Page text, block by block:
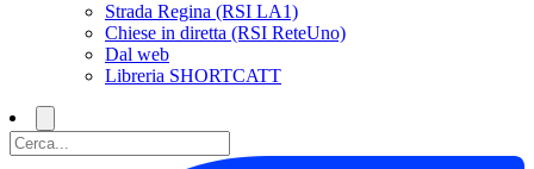
Strada Regina (RSI LA1)
Chiese in diretta (RSI ReteUno)
Dal web
Libreria SHORTCATT